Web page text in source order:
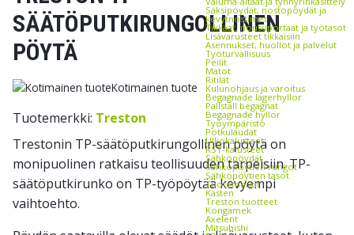
Saksipöydät, nostopöydät ja
kevytnostimet
Tikkaat, nousuportaat ja työtasot
Lisävarusteet tikkaisiin
Asennukset, huollot ja palvelut
Työturvallisuus
Peilit
Matot
Ritilät
Kulunohjaus ja varoitus
Begagnade lagerhyllor
Pallställ begagnat
Begagnade hyllor
Työympäristö
Potkulaudat
Ulkokalusteet
RST-kalusteet
Sähköpöydät
Sähköpöytien rungot
Sähköpöytien tasot
Tuotemerkit
Kasten
Treston tuotteet
Kongamek
Axelent
Mitsubishi
SÄÄTÖPUTKIRUNGOLLINEN
PÖYTÄ
Kotimainen tuote
Tuotemerkki: Treston
Trestonin TP-säätöputkirungollinen pöytä on
monipuolinen ratkaisu teollisuuden tarpeisiin. TP-
säätöputkirunko on TP-työpöytää kevyempi
vaihtoehto.